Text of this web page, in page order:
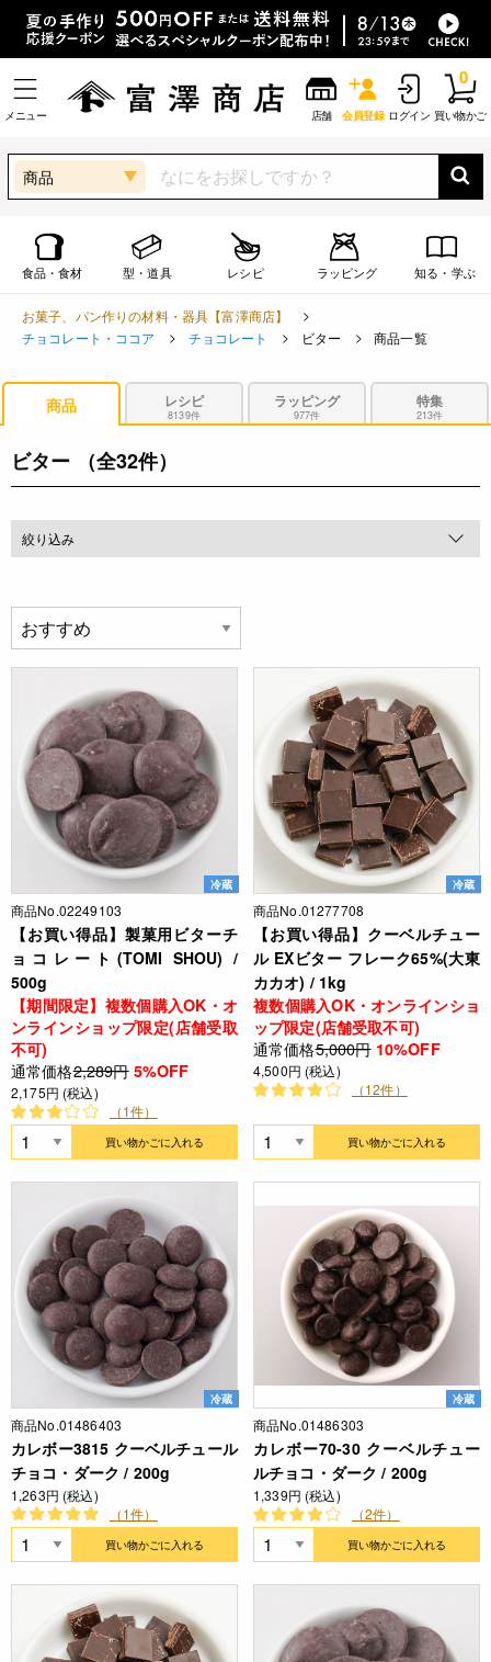
メニュー 店舗 会員登録 ログイン 買い物かご
0
商品
食品・食材 型・道具 レシピ ラッピング 知る・学ぶ
お菓子、パン作りの材料・器具【富澤商店】
チョコレート・ココア
チョコレート ビター 商品一覧
商品 レシピ
8139件
ラッピング
977件
特集
213件
ビター （全32件）
絞り込み
冷蔵
商品No.02249103
【お買い得品】製菓用ビターチ
ョコレート(TOMI SHOU) /
500g
【期間限定】複数個購入OK・オ
ンラインショップ限定(店舗受取
不可)
通常価格2,289円 5%OFF
2,175円 (税込)
（1件）
買い物かごに入れる
冷蔵
商品No.01277708
【お買い得品】クーベルチュー
ル EXビター フレーク65%(大東
カカオ) / 1kg
複数個購入OK・オンラインショ
ップ限定(店舗受取不可)
通常価格5,000円 10%OFF
4,500円 (税込)
（12件）
買い物かごに入れる
冷蔵
商品No.01486403
カレボー3815 クーベルチュール
チョコ・ダーク / 200g
1,263円 (税込)
（1件）
買い物かごに入れる
冷蔵
商品No.01486303
カレボー70-30 クーベルチュー
ルチョコ・ダーク / 200g
1,339円 (税込)
（2件）
買い物かごに入れる